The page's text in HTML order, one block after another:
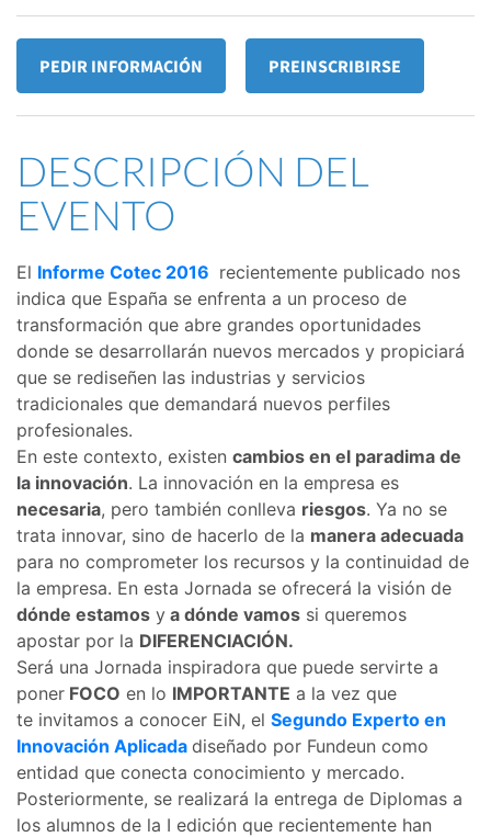
PEDIR INFORMACIÓN PREINSCRIBIRSE
DESCRIPCIÓN DEL
EVENTO
El Informe Cotec 2016 recientemente publicado nos
indica que España se enfrenta a un proceso de
transformación que abre grandes oportunidades
donde se desarrollarán nuevos mercados y propiciará
que se rediseñen las industrias y servicios
tradicionales que demandará nuevos perfiles
profesionales.
En este contexto, existen cambios en el paradima de
la innovación. La innovación en la empresa es
necesaria, pero también conlleva riesgos. Ya no se
trata innovar, sino de hacerlo de la manera adecuada
para no comprometer los recursos y la continuidad de
la empresa. En esta Jornada se ofrecerá la visión de
dónde estamos y a dónde vamos si queremos
apostar por la DIFERENCIACIÓN.
Será una Jornada inspiradora que puede servirte a
poner FOCO en lo IMPORTANTE a la vez que
te invitamos a conocer EiN, el Segundo Experto en
Innovación Aplicada diseñado por Fundeun como
entidad que conecta conocimiento y mercado.
Posteriormente, se realizará la entrega de Diplomas a
los alumnos de la I edición que recientemente han